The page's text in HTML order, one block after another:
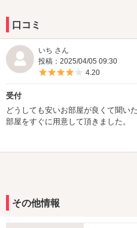
口コミ
いち さん
投稿：2025/04/05 09:30
5つ星のうち4
4.20
受付
どうしても安いお部屋が良くて聞い
部屋をすぐに用意して頂きました。
その他情報